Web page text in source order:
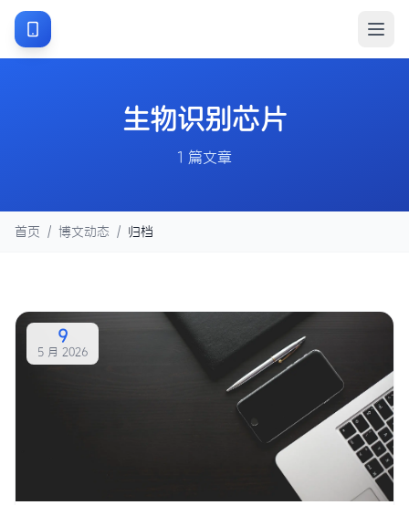
生物识别芯片
1 篇文章
首页 / 博文动态 / 归档
9
5 月 2026